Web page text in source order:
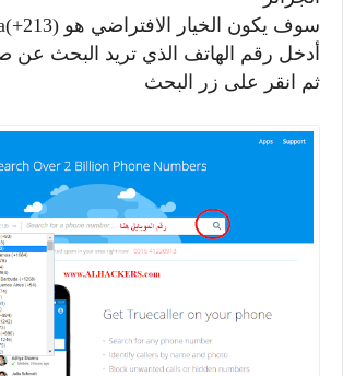
سوف يكون الخيار الافتراضي هو
أدخل رقم الهاتف الذي تريد البحث عن
ثم انقر على زر البحث